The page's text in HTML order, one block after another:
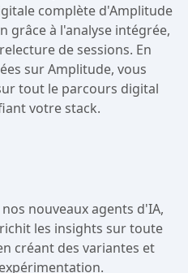
complète d'Amplitude
grâce à l'analyse intégrée,
de sessions. En
sur Amplitude, vous
tout le parcours digital
votre stack.
nouveaux agents d'IA,
les insights sur toute
créant des variantes et